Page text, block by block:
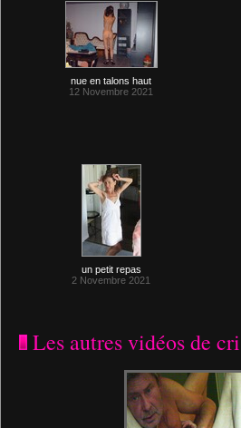
nue en talons haut
12 Novembre 2021
un petit repas
2 Novembre 2021
Les autres vidéos de